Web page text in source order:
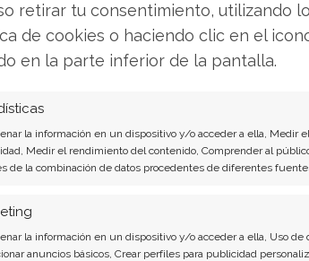
retirar tu consentimiento, utilizando
de cookies o haciendo clic en el
en la parte inferior de la pantalla.
la información en un dispositivo y/o acceder a ella, Medir
Medir el rendimiento del contenido, Comprender al
de la combinación de datos procedentes de diferentes
la información en un dispositivo y/o acceder a ella, Uso de
anuncios básicos, Crear perfiles para publicidad
se considera un paso fundamental
gran objetivo: el lanzamiento
"Midnight", previsto para
Análisis de Cardano del 1 de agosto
Acción inmediata
invertir o es momento de vender?
exactamente qué hacer.